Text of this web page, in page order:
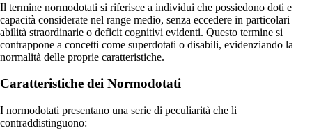
Il termine normodotati si riferisce a individui che possiedono doti e
capacità considerate nel range medio, senza eccedere in particolari
abilità straordinarie o deficit cognitivi evidenti. Questo termine si
contrappone a concetti come superdotati o disabili, evidenziando la
normalità delle proprie caratteristiche.
Caratteristiche dei Normodotati
I normodotati presentano una serie di peculiarità che li
contraddistinguono: